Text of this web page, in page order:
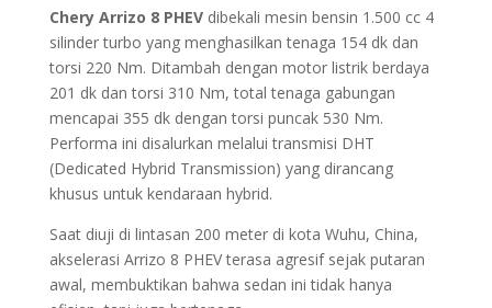
Chery Arrizo 8 PHEVdibekali mesin bensin 1.500 cc 4
silinder turbo yang menghasilkan tenaga 154 dk dan
torsi 220 Nm. Ditambah dengan motor listrik berdaya
201 dk dan torsi 310 Nm, total tenaga gabungan
mencapai 355 dk dengan torsi puncak 530 Nm.
Performa ini disalurkan melalui transmisi DHT
(Dedicated Hybrid Transmission) yang dirancang
khusus untuk kendaraan hybrid.
Saat diuji di lintasan 200 meter di kota Wuhu, China,
akselerasi Arrizo 8 PHEV terasa agresif sejak putaran
awal, membuktikan bahwa sedan ini tidak hanya